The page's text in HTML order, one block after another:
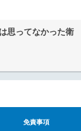
思ってなかった衛
免責事項